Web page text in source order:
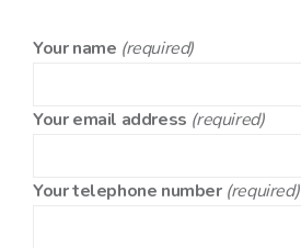
Your name (required)
Your email address (required)
Your telephone number (required)